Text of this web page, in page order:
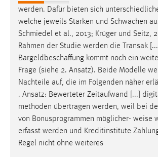
werden. Dafür bieten sich
welche jeweils Stärken und Schwächen
Schmiedel et al., 2013; Krüger und Seitz,
Rahmen der Studie werden die Transak
Bargeldbeschaffung kommt noch ein
Frage (siehe 2. Ansatz). Beide Modelle
Nachteile auf, die im Folgenden näher
. Ansatz: Bewerteter Zeitaufwand [...]
methoden übertragen werden, weil bei
von Bonusprogrammen möglicher- weise
erfasst werden und Kreditinstitute
Regel nicht ohne weiteres